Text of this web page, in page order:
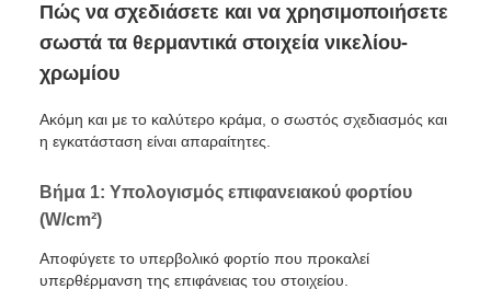
Πώς να σχεδιάσετε και να χρησιμοποιήσετε
σωστά τα θερμαντικά στοιχεία νικελίου-
χρωμίου
Ακόμη και με το καλύτερο κράμα, ο σωστός σχεδιασμός και
η εγκατάσταση είναι απαραίτητες.
Βήμα 1: Υπολογισμός επιφανειακού φορτίου
(W/cm²)
Αποφύγετε το υπερβολικό φορτίο που προκαλεί
υπερθέρμανση της επιφάνειας του στοιχείου.